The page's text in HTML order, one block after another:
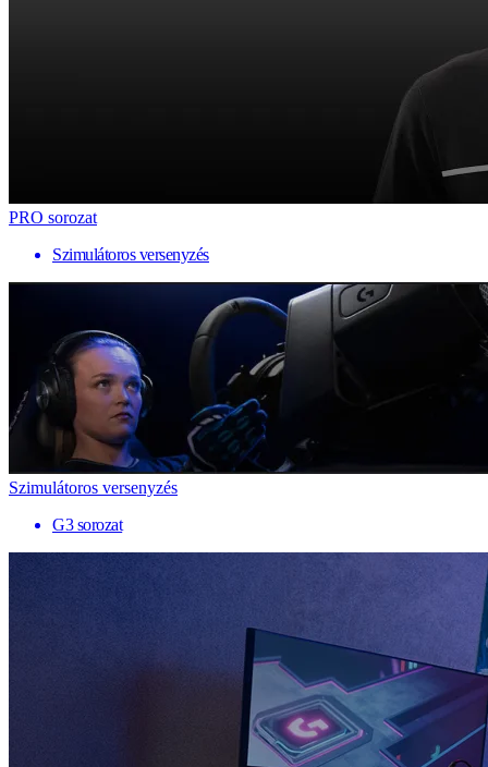
PRO sorozat
Szimulátoros versenyzés
Szimulátoros versenyzés
G3 sorozat